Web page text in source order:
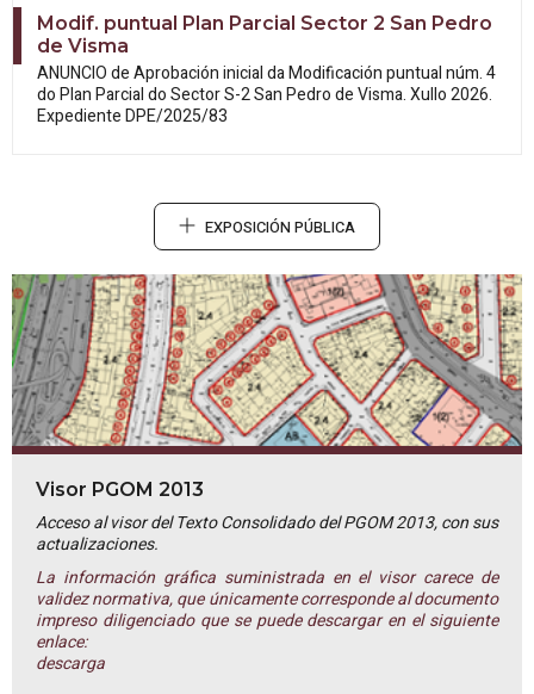
Modif. puntual Plan Parcial Sector 2 San Pedro
de Visma
ANUNCIO de Aprobación inicial daModificación puntual núm. 4
do Plan Parcial do Sector S-2 San Pedro de Visma. Xullo 2026.
Expediente DPE/2025/83
EXPOSICIÓN PÚBLICA
Visor PGOM 2013
Acceso al visor del Texto Consolidado del PGOM 2013, con sus
actualizaciones.
La información gráfica suministrada en el visor carece de
validez normativa, que únicamente corresponde al documento
impreso diligenciado que se puede descargar en el siguiente
enlace:
descarga